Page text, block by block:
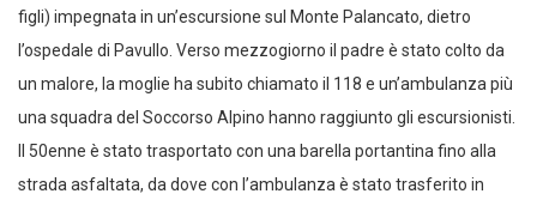
figli) impegnata in un’escursione sul Monte Palancato, dietro
l’ospedale di Pavullo. Verso mezzogiorno il padre è stato colto da
un malore, la moglie ha subito chiamato il 118 e un’ambulanza più
una squadra del Soccorso Alpino hanno raggiunto gli escursionisti.
Il 50enne è stato trasportato con una barella portantina fino alla
strada asfaltata, da dove con l’ambulanza è stato trasferito in